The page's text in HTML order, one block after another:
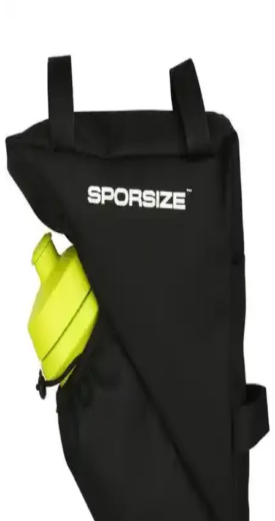
Bu karşılaştırmada Vogel Tactical M1492 ve YDS Ml 100 C
botların özellikleri, kullanıcı yorumları ve kullanım alanları detaylı
şekilde inceleniyor. Hangi botun sizin için daha uygun olduğunu
Lightinghm 42 Lt Askeri Dağcı Kamp ve Seyahat
Sırt Çantası Özellikleri ve Kullanım Alanları
Lightinghm 42 Lt. askeri dağcı sırt çantası, su geçirmez Cordura
kumaşı, geniş depolama ve ayarlanabilir konfor özellikleriyle zorlu
doğa koşullarına uygun dayanıklı ve pratik bir seçim.
Salomon Outrıse Erkek Outdoor Ayakkabı Doğa
Yürüyüşleri İçin Hafif ve Şık Tasarım
Salomon Outrıse erkek outdoor ayakkabısı, hafifliği, dayanıklılığı ve
şık tasarımıyla doğa yürüyüşleri ve trekking aktiviteleri için ideal.
Rahatlık ve fonksiyonellik sunar.
Columbia Cs0282 ve The North Face S/S Simple
Dome Tee Karşılaştırması: Özellikler ve Kullanıcı
Yorumları
Bu karşılaştırmada Columbia Cs0282 ve The North Face S/S
Simple Dome Tee'nin özellikleri, kullanıcı yorumları ve kullanım
alanları detaylı şekilde incelenerek, en uygun erkek tişörtü seçimine
yardımcı olunuyor.
Lumberjack Lead 3pr Siyah Kan Outdoor Bot: Şık
ve Dayanıklı Günlük Kullanım Ayakkabısı
Lumberjack Lead 3pr Siyah Kan outdoor bot, dayanıklı ve şık
tasarımıyla konforu ve performansı bir arada sunar, zorlu koşullarda
güvenle kullanılabilir.
Kinetix Nepal Tx 3Pr Erkek Outdoor Ayakkabısı
Siyah ve Kırmızı Renk Seçenekleriyle
Kinetix Nepal Tx 3Pr erkek outdoor ayakkabısı, dayanıklı
malzemeleri ve kaymaz tabanıyla doğa yürüyüşleri ve açık hava